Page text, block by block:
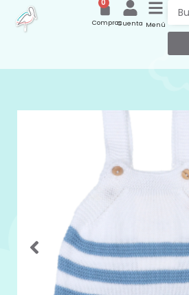
Menú
Cuenta
0
Compras